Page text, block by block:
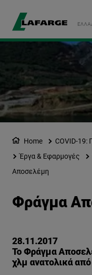
Home
COVID-19:
Έργα & Εφαρμογές
Αποσελέμη
Φράγμα
28.11.2017
Το Φράγμα
χλμ ανατολικά